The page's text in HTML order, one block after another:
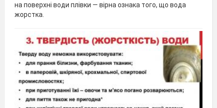
на поверхні води плівки — вірна ознака того, що вода
жорстка.